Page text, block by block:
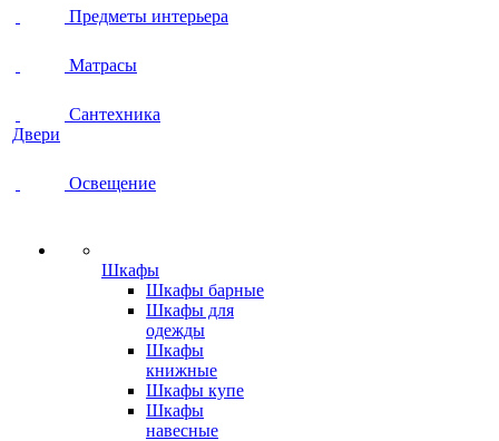
Предметы интерьера
Матрасы
Сантехника
Двери
Освещение
Шкафы
Шкафы барные
Шкафы для
одежды
Шкафы
книжные
Шкафы купе
Шкафы
навесные